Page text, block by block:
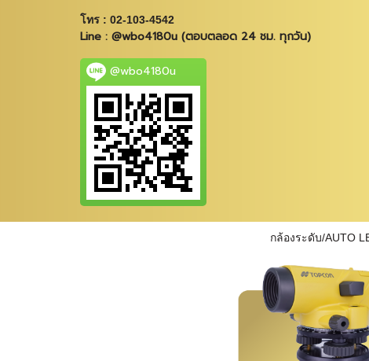
โทร : 02-103-4542
Line : @wbo4180u (ตอบตลอด 24 ชม. ทุกวัน)
@wbo4180u
กล้องระดับ/AUTO